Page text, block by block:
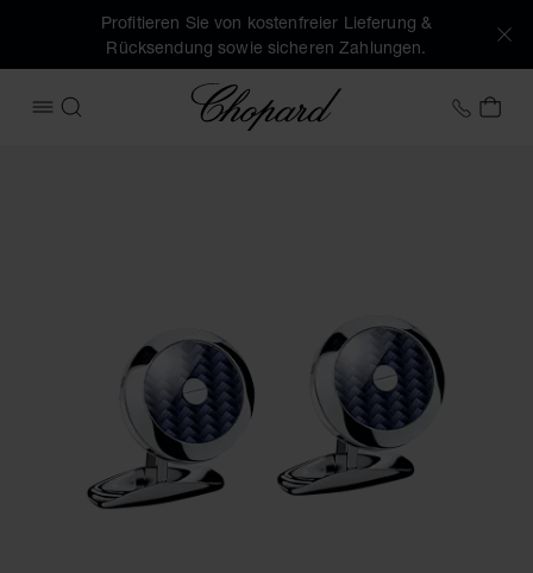
Profitieren Sie von kostenfreier Lieferung &
Rücksendung sowie sicheren Zahlungen.
MENÜ ÖFFNEN
SUCHEN
Chopard +49